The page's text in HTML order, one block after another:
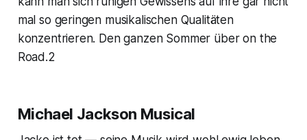
mal so geringen musikalischen Qualitäten
konzentrieren. Den ganzen Sommer über on the
Road.2
Michael Jackson Musical